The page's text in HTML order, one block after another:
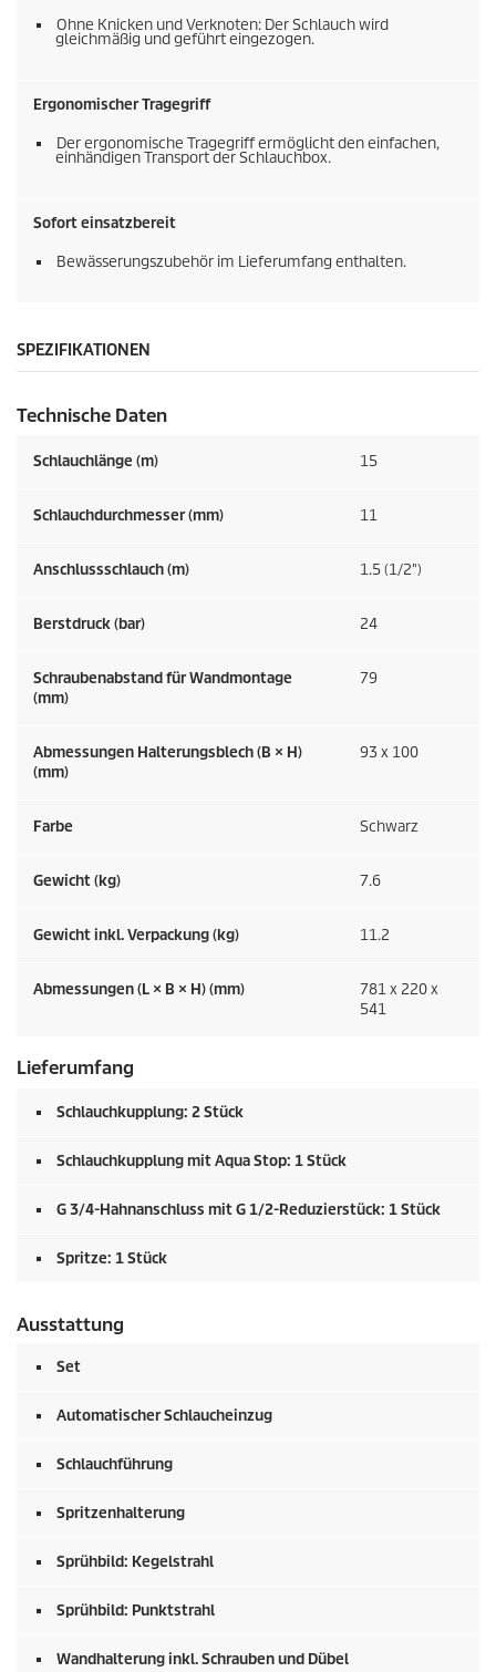
Ohne Knicken und Verknoten: Der Schlauch wird
gleichmäßig und geführt eingezogen.
Ergonomischer Tragegriff
Der ergonomische Tragegriff ermöglicht den einfachen,
einhändigen Transport der Schlauchbox.
Sofort einsatzbereit
Bewässerungszubehör im Lieferumfang enthalten.
SPEZIFIKATIONEN
Technische Daten
Schlauchlänge (m) 15
Schlauchdurchmesser (mm) 11
Anschlussschlauch (m) 1.5 (1/2")
Berstdruck (bar) 24
Schraubenabstand für Wandmontage
(mm)
79
Abmessungen Halterungsblech (B × H)
(mm)
93 x 100
Farbe Schwarz
Gewicht (kg) 7.6
Gewicht inkl. Verpackung (kg) 11.2
Abmessungen (L × B × H) (mm)
781 x 220 x
541
Lieferumfang
Schlauchkupplung: 2 Stück
Schlauchkupplung mit Aqua Stop: 1 Stück
G 3/4-Hahnanschluss mit G 1/2-Reduzierstück: 1 Stück
Spritze: 1 Stück
Ausstattung
Set
Automatischer Schlaucheinzug
Schlauchführung
Spritzenhalterung
Sprühbild: Kegelstrahl
Sprühbild: Punktstrahl
Wandhalterung inkl. Schrauben und Dübel